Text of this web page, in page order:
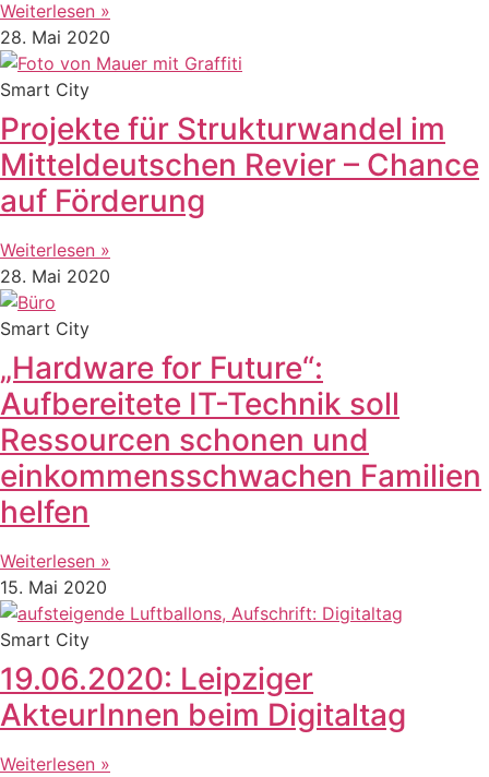
Weiterlesen »
28. Mai 2020
Smart City
Projekte für Strukturwandel im
Mitteldeutschen Revier – Chance
auf Förderung
Weiterlesen »
28. Mai 2020
Smart City
„Hardware for Future“:
Aufbereitete IT-Technik soll
Ressourcen schonen und
einkommensschwachen Familien
helfen
Weiterlesen »
15. Mai 2020
Smart City
19.06.2020: Leipziger
AkteurInnen beim Digitaltag
Weiterlesen »